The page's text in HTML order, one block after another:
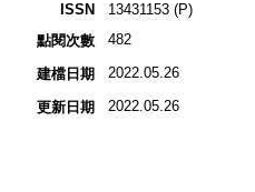
ISSN
13431153 (P)
點閱次數
482
建檔日期 2022.05.26
更新日期 2022.05.26